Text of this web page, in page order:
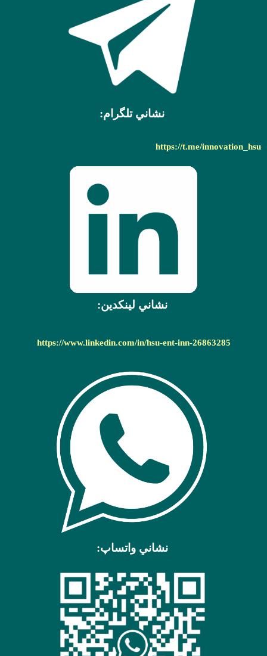
نشاني تلگرام:
https://t.me/innovation_hsu
نشاني لينکدين:
https://www.linkedin.com/in/hsu-ent-inn-26863285
نشاني واتساپ: